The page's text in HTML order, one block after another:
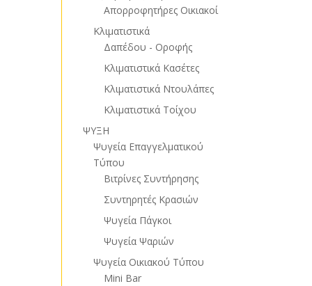
Απορροφητήρες Οικιακοί
Κλιματιστικά
Δαπέδου - Οροφής
Κλιματιστικά Κασέτες
Κλιματιστικά Ντουλάπες
Κλιματιστικά Τοίχου
ΨΥΞΗ
Ψυγεία Επαγγελματικού
Τύπου
Βιτρίνες Συντήρησης
Συντηρητές Κρασιών
Ψυγεία Πάγκοι
Ψυγεία Ψαριών
Ψυγεία Οικιακού Τύπου
Mini Bar